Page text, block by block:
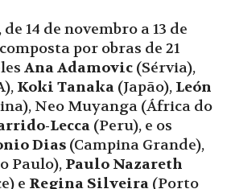
de 14 de novembro a 13 de
por obras de 21
Ana Adamovic (Sérvia),
Koki Tanaka (Japão), León
Neo Muyanga (África do
Lecca (Peru), e os
Dias (Campina Grande),
Paulo), Paulo Nazareth
e Regina Silveira (Porto